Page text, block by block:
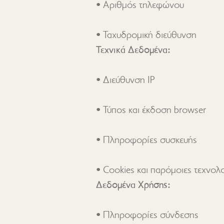
• Ταχυδρομική διεύθυνση
Τεχνικά Δεδομένα:
• Cookies και παρόμοιες
Δεδομένα Χρήσης: